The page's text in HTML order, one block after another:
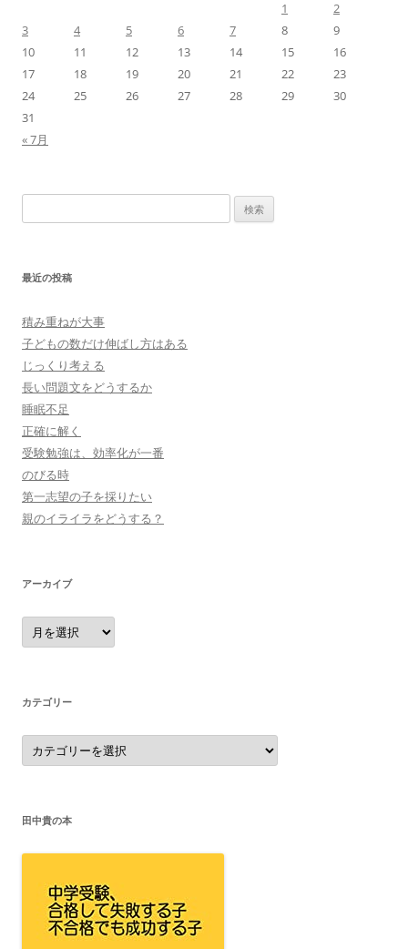
1
2
3
4 5 6 7 8
9
10
11 12 13 14 15
16
17
18 19 20 21 22
23
24
25 26 27 28 29
30
31
« 7月
索:
最近の投稿
積み重ねが大事
子どもの数だけ伸ばし方はある
じっくり考える
長い問題文をどうするか
睡眠不足
正確に解く
受験勉強は、効率化が一番
のびる時
第一志望の子を採りたい
親のイライラをどうする？
アーカイブ
ア
ー
カ
カテゴリー
カ
テ
ゴ
田中貴の本